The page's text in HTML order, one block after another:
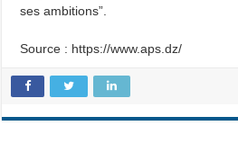
ses ambitions”.
Source : https://www.aps.dz/